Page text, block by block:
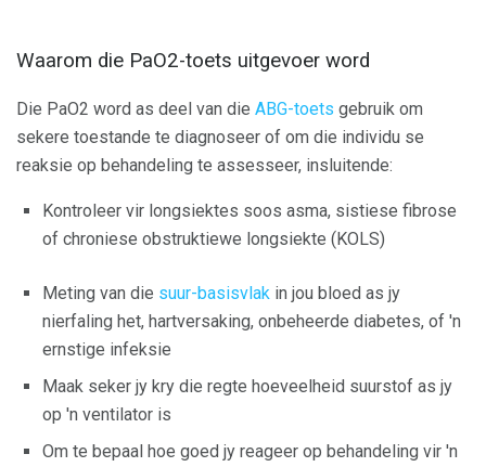
Waarom die PaO2-toets uitgevoer word
Die PaO2 word as deel van die ABG-toets gebruik om
sekere toestande te diagnoseer of om die individu se
reaksie op behandeling te assesseer, insluitende:
Kontroleer vir longsiektes soos asma, sistiese fibrose
of chroniese obstruktiewe longsiekte (KOLS)
Meting van die suur-basisvlak in jou bloed as jy
nierfaling het, hartversaking, onbeheerde diabetes, of 'n
ernstige infeksie
Maak seker jy kry die regte hoeveelheid suurstof as jy
op 'n ventilator is
Om te bepaal hoe goed jy reageer op behandeling vir 'n